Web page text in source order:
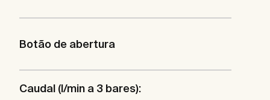
Botão de abertura
Caudal (l/min a 3 bares):